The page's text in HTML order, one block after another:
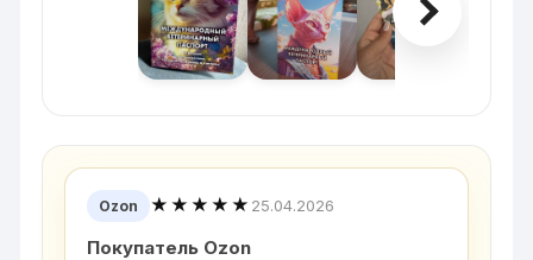
Ozon ★★★★★ 25.04.2026
Покупатель Ozon